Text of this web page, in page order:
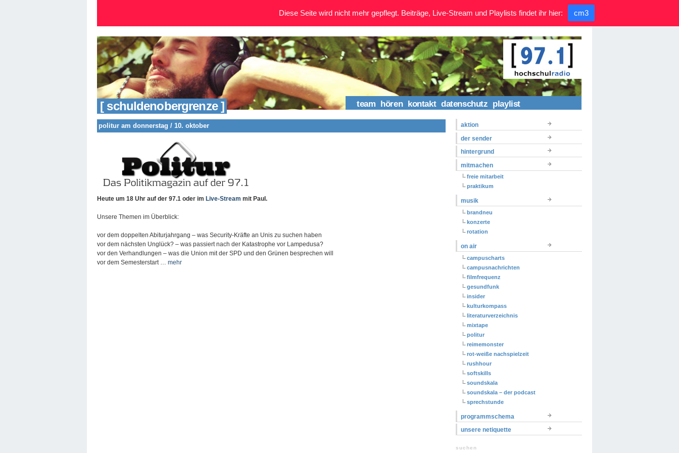
[ schuldenobergrenze ] team hören kontakt datenschutz playlist
politur am donnerstag / 10. oktober
Heute um 18 Uhr auf der 97.1 oder im Live-Stream mit Paul.
Unsere Themen im Überblick:
vor dem doppelten Abiturjahrgang – was Security-Kräfte an Unis zu suchen haben
vor dem nächsten Unglück? – was passiert nach der Katastrophe vor Lampedusa?
vor den Verhandlungen – was die Union mit der SPD und den Grünen besprechen will
vor dem Semesterstart … mehr
aktion
der sender
hintergrund
mitmachen
freie mitarbeit
praktikum
musik
brandneu
konzerte
rotation
on air
campuscharts
campusnachrichten
filmfrequenz
gesundfunk
insider
kulturkompass
literaturverzeichnis
mixtape
politur
reimemonster
rot-weiße nachspielzeit
rushhour
softskills
soundskala
soundskala – der podcast
sprechstunde
programmschema
unsere netiquette
suchen
Diese Seite wird nicht mehr gepflegt. Beiträge, Live-Stream und Playlists findet ihr hier: cm3